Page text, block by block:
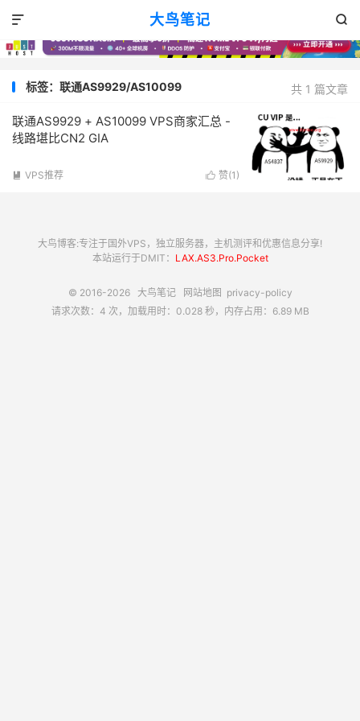
大鸟笔记 

共 1 篇文章
标签：联通AS9929/AS10099
联通AS9929 + AS10099 VPS商家汇总 -
线路堪比CN2 GIA
 赞(1 )
 VPS推荐
大鸟博客:专注于国外VPS，独立服务器，主机测评和优惠信息分享!
本站运行于DMIT： LAX.AS3.Pro.Pocket
© 2016-2026 大鸟笔记 网站地图 privacy-policy
请求次数：4 次，加载用时：0.028 秒，内存占用：6.89 MB